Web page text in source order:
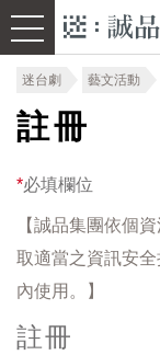
迷台劇 藝文活動
註冊
*必填欄位
【誠品集團依個
取適當之資訊安
內使用。】
註冊